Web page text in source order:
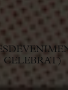
CELEBRAT)